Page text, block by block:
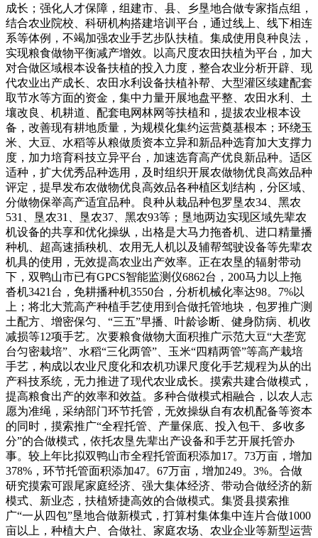
成长；强化人才保障，组建市、县、乡垦地合做专家指点组，
结合农业院校、科研机构搭建培训平台，通过线上、线下相连
系等体例，不竭加强农业手艺步队扶植。集成使用良种良法，
实现粮食做物平衡减产增效。以高尺度农田扶植为平台，加大
对合做区域根本设备扶植的投入力度，整合农业分析开辟、现
代农业出产成长、农田水利设备扶植补帮、大型灌区续建配套
取节水等方面的资金，集中力量开展地盘平整、农田水利、土
壤改良、机耕道、配套电网林网等扶植和，提拔农业根本设
备，改善现有耕地质量，为规模化集约运营奠基根本；环绕玉
米、大豆、水稻等从粮做质资本立异和新品种选育加大支撑力
度，加力培育科技立异平台，加速选育高产优良新品种。适区
适种，扩大优秀品种选用，及时组织开展农做物优良高效品种
评定，提早发布农做物优良高效品各种植区划结构，分区域、
分做物保举高产适宜品种。良种从栽品种包罗垦农34、黑农
531、垦农31、垦农37、黑农93等；垦地两边实现区域先辈农
机设备的共享和优化操纵，出格是大马力拖沓机、进口精量播
种机、超高速插秧机、农用无人机以及辅帮驾驶设备等先辈农
机具的使用，无效提高农业出产效率。正在农垦的辐射带动
下，双鸭山市已有GPCS智能监测仪6862台，200马力以上拖
沓机3421台，免耕播种机3550台，分析机械化率达98。7%以
上；将北大荒高产种植手艺使用到合做托管地块，包罗推广测
土配方、增密保匀、“三五”早播、叶龄诊断、健身防病、机收
减损等12项手艺。次要粮食做物大面积推广示范大豆“大垄宽
台匀密栽培”、水稻“三化两管”、玉米“四精两管”等高产栽培
手艺，构成以农业尺度化和农机功课尺度化手艺规程为从的出
产科技系统，无力推进了现代农业成长。摸索共建合做模式，
提高粮食出产的效率和效益。多种合做模式相融合，以农人志
愿为准绳，采纳部门环节托管，无效操纵自有农机配备等资本
的同时，摸索推广“全程托管、产量保底、投入包干、多收多
分”的合做模式，依托农垦先辈出产设备和手艺开展托管办
事。较上年比拟双鸭山市全程托管面积添加17。73万亩，增加
378%，环节托管面积添加47。67万亩，增加249。3%。合做
研究摸索可跟尾家庭经济、强大集体经济、带动合做经济的新
模式、新业态，扶植矫捷高效的合做模式。集贤县摸索推
广“一从四包”垦地合做新模式，打算村集体集中连片合做1000
亩以上，种植大户、合做社、家庭农场、农业企业等新型运营